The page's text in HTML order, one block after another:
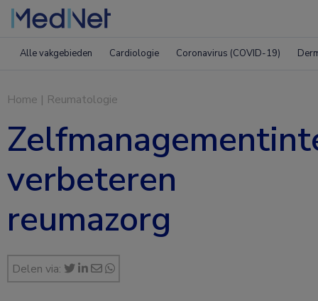
Alle vakgebieden Cardiologie Coronavirus (COVID-19)
Home | Reumatologie
verbeteren
reumazorg
Delen via: